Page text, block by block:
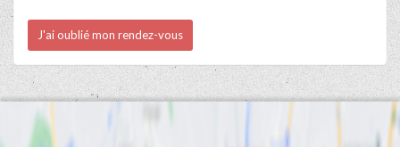
J'ai oublié mon rendez-vous